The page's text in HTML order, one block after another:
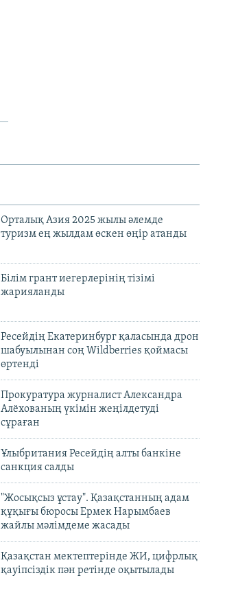
Орталық Азия 2025 жылы әлемде
туризм ең жылдам өскен өңір атанды
Білім грант иегерлерінің тізімі
жарияланды
Ресейдің Екатеринбург қаласында дрон
шабуылынан соң Wildberries қоймасы
өртенді
Прокуратура журналист Александра
Алёхованың үкімін жеңілдетуді
сұраған
Ұлыбритания Ресейдің алты банкіне
санкция салды
"Жосықсыз ұстау". Қазақстанның адам
құқығы бюросы Ермек Нарымбаев
жайлы мәлімдеме жасады
Қазақстан мектептерінде ЖИ, цифрлық
қауіпсіздік пән ретінде оқытылады